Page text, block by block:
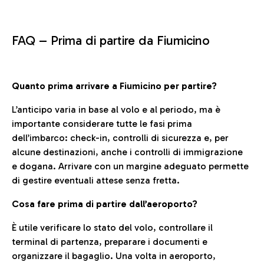
FAQ – Prima di partire da Fiumicino
Quanto prima arrivare a Fiumicino per partire?
L’anticipo varia in base al volo e al periodo, ma è
importante considerare tutte le fasi prima
dell’imbarco: check-in, controlli di sicurezza e, per
alcune destinazioni, anche i controlli di immigrazione
e dogana. Arrivare con un margine adeguato permette
di gestire eventuali attese senza fretta.
Cosa fare prima di partire dall’aeroporto?
È utile verificare lo stato del volo, controllare il
terminal di partenza, preparare i documenti e
organizzare il bagaglio. Una volta in aeroporto,